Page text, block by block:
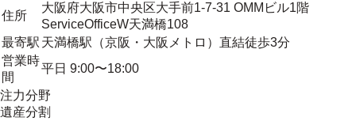
住所
大阪府大阪市中央区大手前1-7-31 OMMビル1階
ServiceOfficeW天満橋108
最寄駅 天満橋駅（京阪・大阪メトロ）直結徒歩3分
営業時
間
平日 9:00〜18:00
注力分野
遺産分割